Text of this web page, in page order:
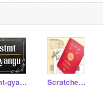
stmt-gyangu Scratcher20210826